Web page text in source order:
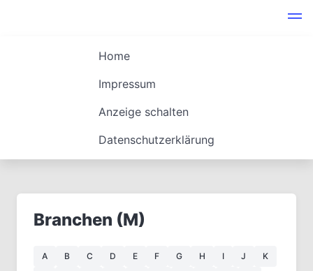
Home
Impressum
Anzeige schalten
Datenschutzerklärung
Branchen (M)
A B C D E F G H I J
K